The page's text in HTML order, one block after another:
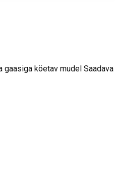
köetav mudel Saadaval